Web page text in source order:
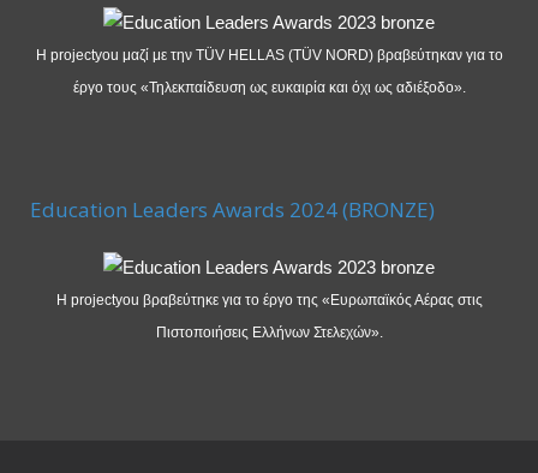
Η projectyou μαζί με την TÜV HELLAS (TÜV NORD) βραβεύτηκαν για το
έργο τους «Τηλεκπαίδευση ως ευκαιρία και όχι ως αδιέξοδο».
Education Leaders Awards 2024 (BRONZE)
Η projectyou βραβεύτηκε για το έργο της «Ευρωπαϊκός Αέρας στις
Πιστοποιήσεις Ελλήνων Στελεχών».